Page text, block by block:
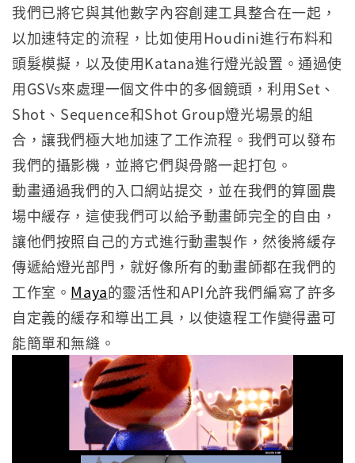
我們已將它與其他數字內容創建工具整合在一起，
以加速特定的流程，比如使用Houdini進行布料和
頭髮模擬，以及使用Katana進行燈光設置。通過使
用GSVs來處理一個文件中的多個鏡頭，利用Set、
Shot、Sequence和Shot Group燈光場景的組
合，讓我們極大地加速了工作流程。我們可以發布
我們的攝影機，並將它們與骨骼一起打包。
動畫通過我們的入口網站提交，並在我們的算圖農
場中緩存，這使我們可以給予動畫師完全的自由，
讓他們按照自己的方式進行動畫製作，然後將緩存
傳遞給燈光部門，就好像所有的動畫師都在我們的
工作室。 Maya的靈活性和API允許我們編寫了許多
自定義的緩存和導出工具，以使遠程工作變得盡可
能簡單和無縫。